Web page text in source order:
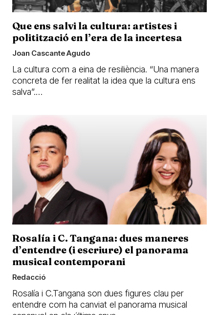
Que ens salvi la cultura: artistes i
politització en l’era de la incertesa
Joan Cascante Agudo
La cultura com a eina de resiliència. “Una manera
concreta de fer realitat la idea que la cultura ens
salva”.…
Rosalía i C. Tangana: dues maneres
d’entendre (i escriure) el panorama
musical contemporani
Redacció
Rosalía i C.Tangana son dues figures clau per
entendre com ha canviat el panorama musical